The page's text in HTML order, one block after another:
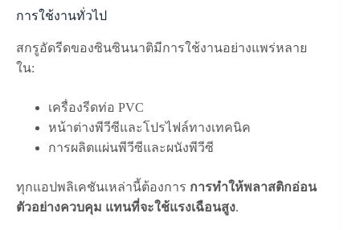
การใช้งานทั่วไป
สกรูอัดรีดของซินซินนาติมีการใช้งานอย่างแพร่หลาย
ใน:
เครื่องรีดท่อ PVC
หน้าต่างพีวีซีและโปรไฟล์ทางเทคนิค
การผลิตแผ่นพีวีซีและผนังพีวีซี
ทุกแอปพลิเคชันเหล่านี้ต้องการ การทำให้พลาสติกอ่อน
ตัวอย่างควบคุม แทนที่จะใช้แรงเฉือนสูง.